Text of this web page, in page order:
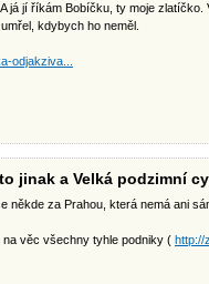
já jí říkám Bobíčku, ty moje zlatíčko.
kdybych ho neměl.
odjakziva...
jinak a Velká podzimní
někde za Prahou, která nemá ani
na věc všechny tyhle podniky ( http://